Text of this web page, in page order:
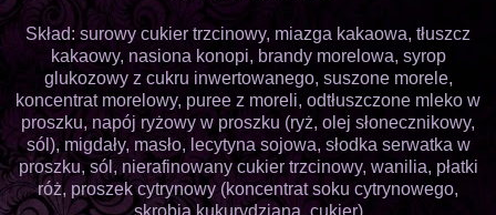
Skład: surowy cukier trzcinowy, miazga kakaowa, tłuszcz
kakaowy, nasiona konopi, brandy morelowa, syrop
glukozowy z cukru inwertowanego, suszone morele,
koncentrat morelowy, puree z moreli, odtłuszczone mleko w
proszku, napój ryżowy w proszku (ryż, olej słonecznikowy,
sól), migdały, masło, lecytyna sojowa, słodka serwatka w
proszku, sól, nierafinowany cukier trzcinowy, wanilia, płatki
róż, proszek cytrynowy (koncentrat soku cytrynowego,
skrobia kukurydziana, cukier)